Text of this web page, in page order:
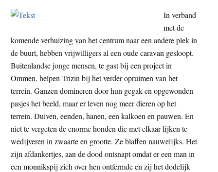
In verband
met de
komende verhuizing van het centrum naar een andere plek in
de buurt, hebben vrijwilligers al een oude caravan gesloopt.
Buitenlandse jonge mensen, te gast bij een project in
Ommen, helpen Trizin bij het verder opruimen van het
terrein. Ganzen domineren door hun gegak en opgewonden
pasjes het beeld, maar er leven nog meer dieren op het
terrein. Duiven, eenden, hanen, een kalkoen en pauwen. En
niet te vergeten de enorme honden die met elkaar lijken te
wedijveren in zwaarte en grootte. Ze blaffen nauwelijks. Het
zijn afdankertjes, aan de dood ontsnapt omdat er een man in
een monnikspij zich over hen ontfermde en zij het dodelijk